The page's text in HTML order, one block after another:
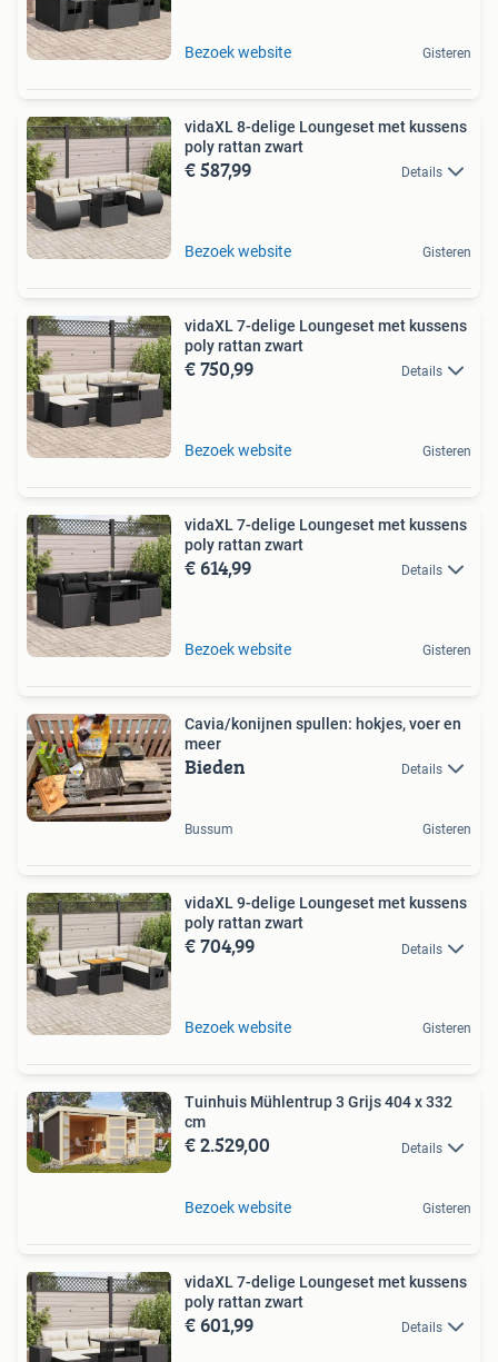
Bezoek website Gisteren
vidaXL 8-delige Loungeset met kussens
poly rattan zwart
€ 587,99 Details
Bezoek website Gisteren
vidaXL 7-delige Loungeset met kussens
poly rattan zwart
€ 750,99 Details
Bezoek website Gisteren
vidaXL 7-delige Loungeset met kussens
poly rattan zwart
€ 614,99 Details
Bezoek website Gisteren
Cavia/konijnen spullen: hokjes, voer en
meer
Bieden Details
Bussum Gisteren
vidaXL 9-delige Loungeset met kussens
poly rattan zwart
€ 704,99 Details
Bezoek website Gisteren
Tuinhuis Mühlentrup 3 Grijs 404 x 332
cm
€ 2.529,00 Details
Bezoek website Gisteren
vidaXL 7-delige Loungeset met kussens
poly rattan zwart
€ 601,99 Details